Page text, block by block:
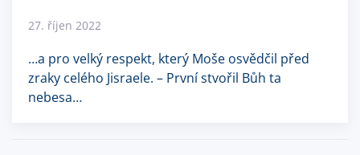
27. říjen 2022
…a pro velký respekt, který Moše osvědčil před
zraky celého Jisraele. – První stvořil Bůh ta
nebesa…